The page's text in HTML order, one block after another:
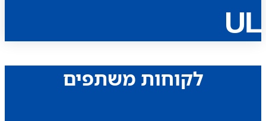
UL
לקוחות משתפים